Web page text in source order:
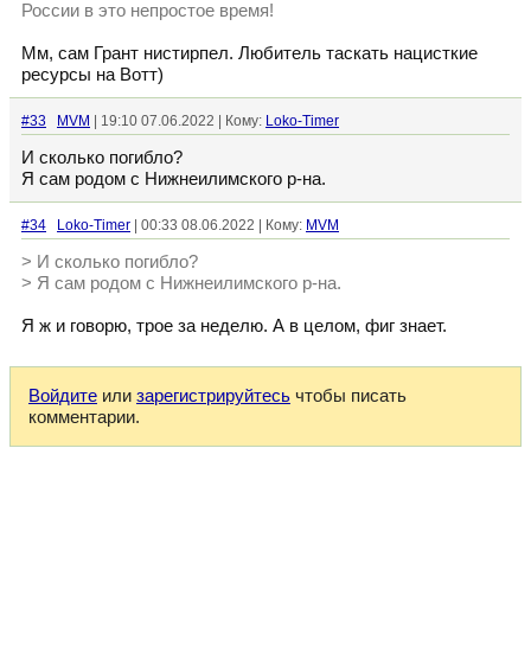
России в это непростое время!
Мм, сам Грант нистирпел. Любитель таскать нацисткие
ресурсы на Вотт)
#33 MVM | 19:10 07.06.2022 | Кому: Loko-Timer
И сколько погибло?
Я сам родом с Нижнеилимского р-на.
#34 Loko-Timer | 00:33 08.06.2022 | Кому: MVM
> И сколько погибло?
> Я сам родом с Нижнеилимского р-на.
Я ж и говорю, трое за неделю. А в целом, фиг знает.
Войдите или зарегистрируйтесь чтобы писать
комментарии.